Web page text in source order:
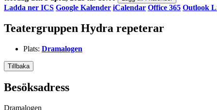
Ladda ner ICS Google Kalender iCalendar Office 365 Outlook
Teatergruppen Hydra repeterar
Plats: Dramalogen
Tillbaka
Besöksadress
Dramalogen